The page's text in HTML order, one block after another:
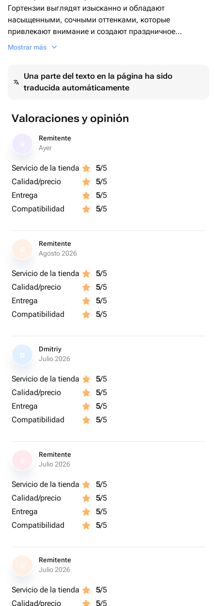
Гортензии выглядят изысканно и обладают
насыщенными, сочными оттенками, которые
привлекают внимание и создают праздничное
настроение.
Mostrar más
Una parte del texto en la página ha sido
traducida automáticamente
Valoraciones y opinión
Remitente
Ayer
Servicio de la tienda 5/5
Calidad/precio
5/5
Entrega
5/5
Compatibilidad
5/5
R
Remitente
Agosto 2026
Servicio de la tienda 5/5
Calidad/precio
5/5
Entrega
5/5
Compatibilidad
5/5
D
Dmitriy
Julio 2026
Servicio de la tienda 5/5
Calidad/precio
5/5
Entrega
5/5
Compatibilidad
5/5
Remitente
Julio 2026
Servicio de la tienda 5/5
Calidad/precio
5/5
Entrega
5/5
Compatibilidad
5/5
R
Remitente
Julio 2026
Servicio de la tienda 5/5
Calidad/precio
5/5